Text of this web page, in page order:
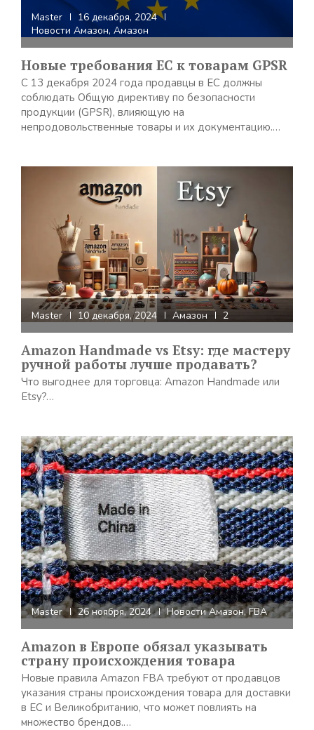
Master
16 декабря, 2024
Новости Амазон, Амазон
Новые требования ЕС к товарам GPSR
С 13 декабря 2024 года продавцы в ЕС должны
соблюдать Общую директиву по безопасности
продукции (GPSR), влияющую на
непродовольственные товары и их документацию.…
Master 10 декабря, 2024 Амазон 2
Amazon Handmade vs Etsy: где мастеру
ручной работы лучше продавать?
Что выгоднее для торговца: Amazon Handmade или
Etsy?…
Master 26 ноября, 2024 Новости Амазон,FBA
Amazon в Европе обязал указывать
страну происхождения товара
Новые правила Amazon FBA требуют от продавцов
указания страны происхождения товара для доставки
в ЕС и Великобританию, что может повлиять на
множество брендов.…